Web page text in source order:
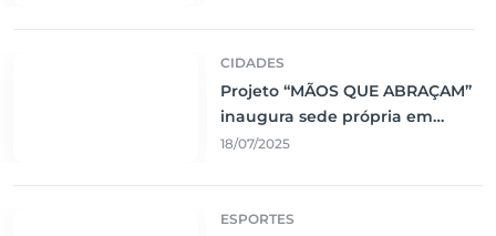
CIDADES
Projeto “MÃOS QUE ABRAÇAM”
inaugura sede própria em
Corumbá
18/07/2025
ESPORTES